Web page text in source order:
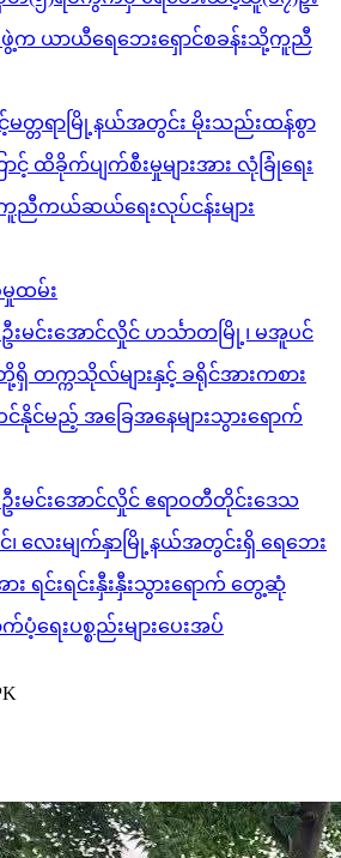
က ယာယီရေဘေးရှောင်စခန်းသို့ကူညီ
တ္တရာမြို့နယ်အတွင်း မိုးသည်းထန်စွာ
ာင့် ထိခိုက်ပျက်စီးမှုများအား လုံခြုံရေး
ကူညီကယ်ဆယ်ရေးလုပ်ငန်းများ
ထမ်း
းမင်းအောင်လှိုင် ဟင်္သာတမြို့၊ မအူပင်
တက္ကသိုလ်များနှင့် ခရိုင်အားကစား
နိုင်မည့် အခြေအနေများသွားရောက်
းမင်းအောင်လှိုင် ဧရာဝတီတိုင်းဒေသ
၊ လေးမျက်နှာမြို့နယ်အတွင်းရှိ ရေဘေး
း ရင်းရင်းနှီးနှီးသွားရောက် တွေ့ဆုံ
ပံ့ရေးပစ္စည်းများပေးအပ်